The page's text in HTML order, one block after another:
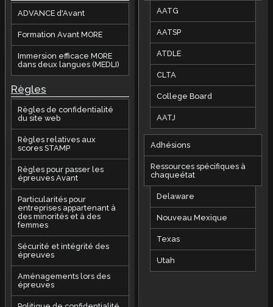
ADVANCE d'Avant
Formation Avant MORE
Immersion efficace MORE
dans deux langues (MEDLI)
Règles
Règles de confidentialité
du site web
Règles relatives aux
scores STAMP
Règles pour passer les
épreuves Avant
Particularités pour
entreprises appartenant à
des minorités et à des
femmes
Sécurité et intégrité des
épreuves
Aménagements lors des
épreuves
AATG
AATSP
ATDLE
CLTA
College Board
AATJ
Adhésions
Ressources spécifiques à
chaqueétat
Delaware
Nouveau Mexique
Texas
Utah